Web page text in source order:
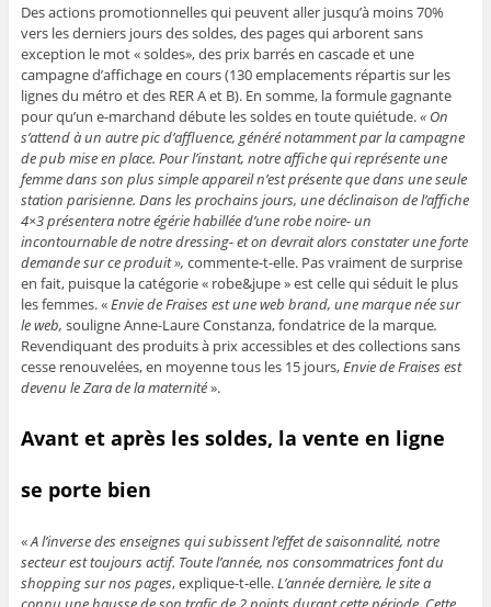
Des actions promotionnelles qui peuvent aller jusqu’à moins 70%
vers les derniers jours des soldes, des pages qui arborent sans
exception le mot « soldes», des prix barrés en cascade et une
campagne d’affichage en cours (130 emplacements répartis sur les
lignes du métro et des RER A et B). En somme, la formule gagnante
pour qu’un e-marchand débute les soldes en toute quiétude.« On
s’attend à un autre pic d’affluence, généré notamment par la campagne
de pub mise en place. Pour l’instant, notre affiche qui représente une
femme dans son plus simple appareil n’est présente que dans une seule
station parisienne. Dans les prochains jours, une déclinaison de l’affiche
4×3 présentera notre égérie habillée d’une robe noire- un
incontournable de notre dressing- et on devrait alors constater une forte
demande sur ce produit », commente-t-elle. Pas vraiment de surprise
en fait, puisque la catégorie « robe&jupe » est celle qui séduit le plus
les femmes. «Envie de Fraises est une web brand, une marque née sur
le web, souligne Anne-Laure Constanza, fondatrice de la marque.
Revendiquant des produits à prix accessibles et des collections sans
cesse renouvelées, en moyenne tous les 15 jours,Envie de Fraises est
devenu le Zara de la maternité».
Avant et après les soldes, la vente en ligne
se porte bien
«A l’inverse des enseignes qui subissent l’effet de saisonnalité, notre
secteur est toujours actif. Toute l’année, nos consommatrices font du
shopping sur nos pages, explique-t-elle.L’année dernière, le site a